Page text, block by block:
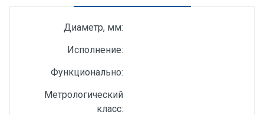
Диаметр, мм:
Исполнение:
Функционально:
Метрологический
класс: